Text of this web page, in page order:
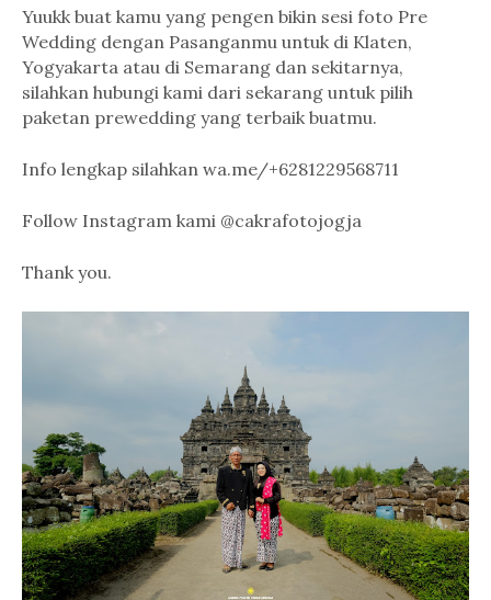
Yuukk buat kamu yang pengen bikin sesi foto Pre
Wedding dengan Pasanganmu untuk di Klaten,
Yogyakarta atau di Semarang dan sekitarnya,
silahkan hubungi kami dari sekarang untuk pilih
paketan prewedding yang terbaik buatmu.
Info lengkap silahkan wa.me/+6281229568711
Follow Instagram kami @cakrafotojogja
Thank you.